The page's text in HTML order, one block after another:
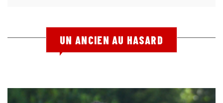
UN ANCIEN AU HASARD